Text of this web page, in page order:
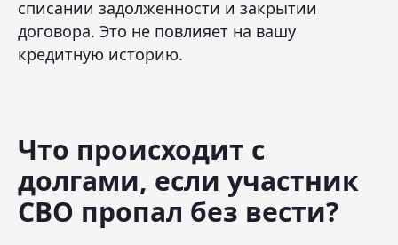
списании задолженности и закрытии
договора. Это не повлияет на вашу
кредитную историю.
Что происходит с
долгами, если участник
СВО пропал без вести?